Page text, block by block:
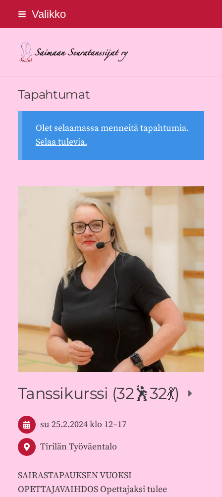
Siirry
sivun
sisältöön
Valikko
Saimaan Seuratanssijat ry
Tapahtumat
Olet selaamassa menneitä tapahtumia.
Selaa tulevia.
Tanssikurssi (32🕺32💃)
su 25.2.2024klo 12–17
Tirilän Työväentalo
SAIRASTAPAUKSEN VUOKSI
OPETTAJAVAIHDOS Opettajaksi tulee